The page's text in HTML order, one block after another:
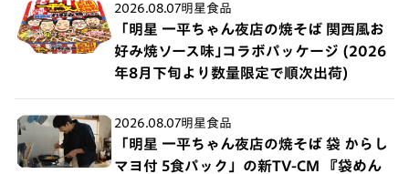
2026.08.07明星食品
「明星 一平ちゃん夜店の焼そば 関西風お
好み焼ソース味｣コラボパッケージ (2026
年8月下旬より数量限定で順次出荷)
2026.08.07明星食品
「明星 一平ちゃん夜店の焼そば 袋 からし
マヨ付 5食パック」の新TV-CM 『袋めん